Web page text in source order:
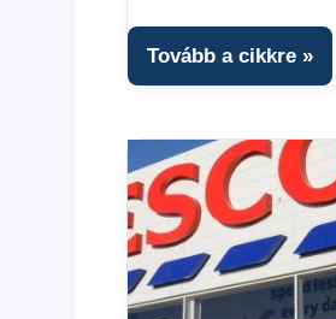
Tovább a cikkre